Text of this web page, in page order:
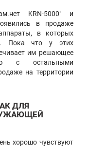
KRN-5000" и
в продаже
в которых
Пока что у этих
им решающее
с остальными
на территории
ДЛЯ
хорошо чувствуют